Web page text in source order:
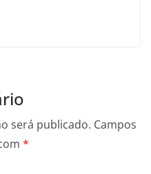
será publicado. Campos
*